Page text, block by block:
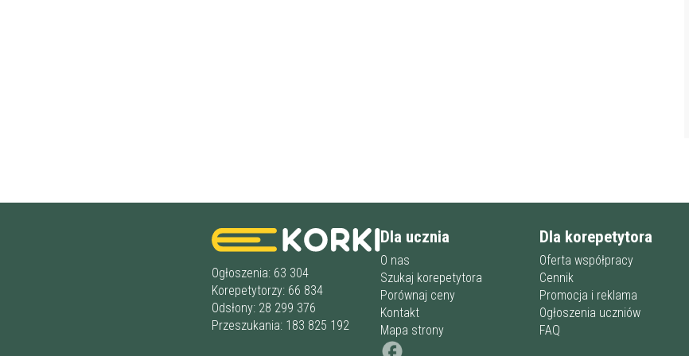
Ogłoszenia: 63 304
Korepetytorzy: 66 834
Odsłony: 28 299 376
Przeszukania: 183 825 192
Dla ucznia
O nas
Szukaj korepetytora
Porównaj ceny
Kontakt
Mapa strony
Dla korepetytora
Oferta współpracy
Cennik
Promocja i reklama
Ogłoszenia uczniów
FAQ